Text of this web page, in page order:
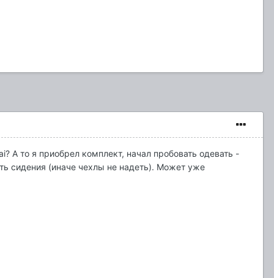
А то я приобрел комплект, начал пробовать одевать -
сидения (иначе чехлы не надеть). Может уже